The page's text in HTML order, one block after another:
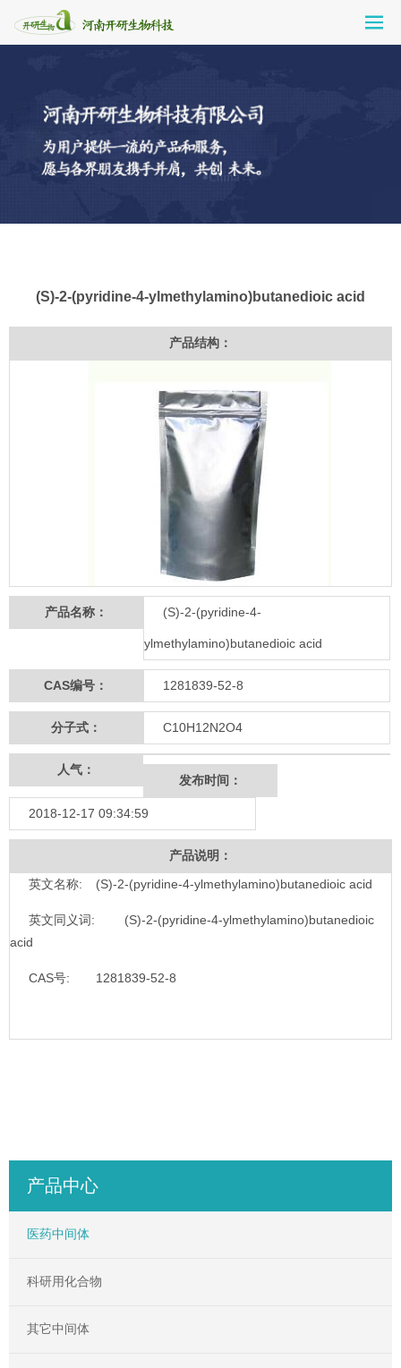
(S)-2-(pyridine-4-ylmethylamino)butanedioic acid
产品结构：
产品名称： (S)-2-(pyridine-4-
ylmethylamino)butanedioic acid
CAS编号： 1281839-52-8
分子式： C10H12N2O4
人气：
发布时间：
2018-12-17 09:34:59
产品说明：
英文名称:
(S)-2-(pyridine-4-ylmethylamino)butanedioic acid
英文同义词:
(S)-2-(pyridine-4-ylmethylamino)butanedioic
acid
CAS号: 1281839-52-8
产品中心
医药中间体
科研用化合物
其它中间体